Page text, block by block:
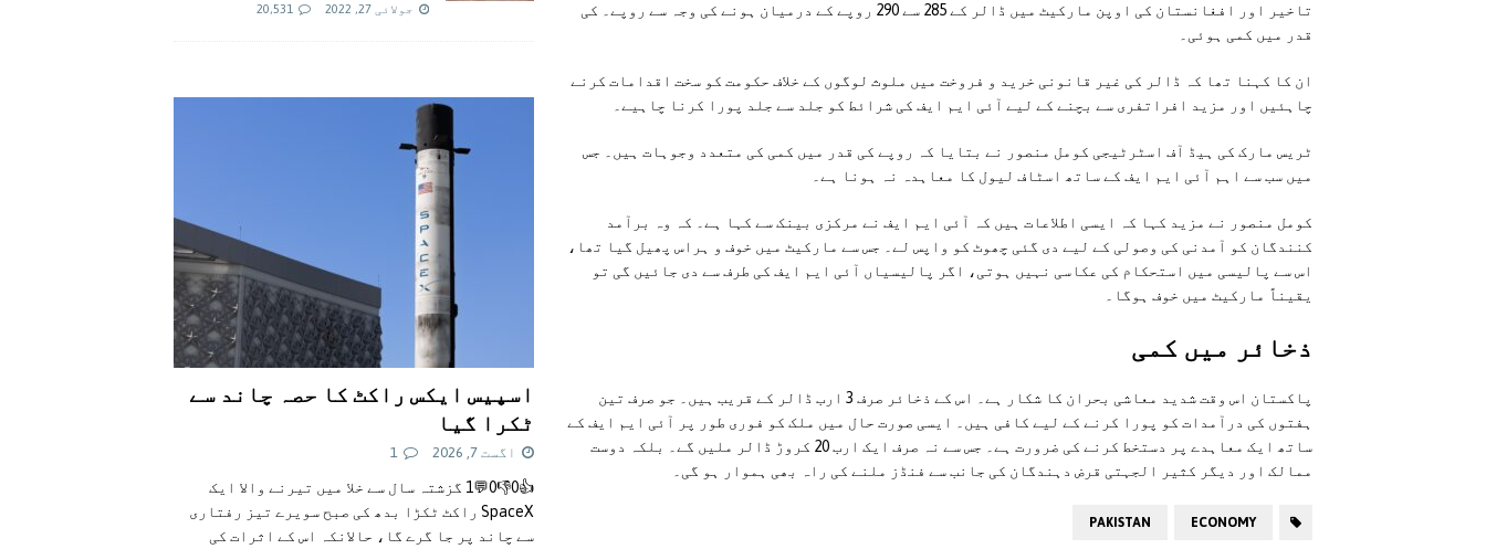
تاخیر اور افغانستان کی اوپن مارکیٹ میں ڈالر کے 285 سے 290 روپے کے درمیان ہونے کی وجہ سے روپے۔ کی
قدر میں کمی ہوئی۔
ان کا کہنا تھا کہ ڈالر کی غیر قانونی خرید و فروخت میں ملوث لوگوں کے خلاف حکومت کو سخت اقدامات کرنے
چاہئیں اور مزید افراتفری سے بچنے کے لیے آئی ایم ایف کی شرائط کو جلد سے جلد پورا کرنا چاہیے۔
ٹریس مارک کی ہیڈ آف اسٹرٹیجی کومل منصور نے بتایا کہ روپے کی قدر میں کمی کی متعدد وجوہات ہیں۔ جس
میں سب سے اہم آئی ایم ایف کے ساتھ اسٹاف لیول کا معاہدہ نہ ہونا ہے۔
کومل منصور نے مزید کہا کہ ایسی اطلاعات ہیں کہ آئی ایم ایف نے مرکزی بینک سے کہا ہے۔ کہ وہ برآمد
کنندگان کو آمدنی کی وصولی کے لیے دی گئی چھوٹ کو واپس لے۔ جس سے مارکیٹ میں خوف و ہراس پھیل گیا تھا،
اس سے پالیسی میں استحکام کی عکاسی نہیں ہوتی، اگر پالیسیاں آئی ایم ایف کی طرف سے دی جائیں گی تو
یقیناً مارکیٹ میں خوف ہوگا۔
ذخائر ميں کمی
پاکستان اس وقت شدید معاشی بحران کا شکار ہے۔ اس کے ذخائر صرف 3 ارب ڈالر کے قریب ہیں۔ جو صرف تین
ہفتوں کی درآمدات کو پورا کرنے کے لیے کافی ہیں۔ ایسی صورت حال میں ملک کو فوری طور پر آئی ایم ایف کے
ساتھ ایک معاہدے پر دستخط کرنے کی ضرورت ہے۔ جس سے نہ صرف ایک ارب 20 کروڑ ڈالر ملیں گے۔ بلکہ دوست
ممالک اور دیگر کثیر الجہتی قرض دہندگان کی جانب سے فنڈز ملنے کی راہ بھی ہموار ہو گی۔
ECONOMY
PAKISTAN
جولائی 27, 2022 20,531
اسپیس ایکس راکٹ کا حصہ چاند سے
ٹکرا گیا
اگست 7, 2026 1
👍0👎0💬1 گزشتہ سال سے خلا میں تیرنے والا ایک
SpaceX راکٹ ٹکڑا بدھ کی صبح سویرے تیز رفتاری
سے چاند پر جا گرے گا، حالانکہ اس کے اثرات کی